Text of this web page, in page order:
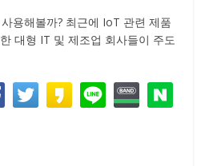
용해볼까? 최근에 IoT 관련 제품
대형 IT 및 제조업 회사들이 주도